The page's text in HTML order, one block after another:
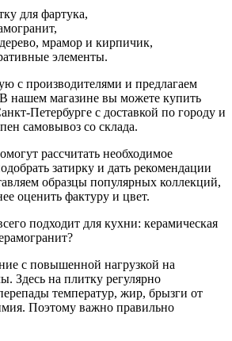
для фартука,
мрамор и кирпичик,
элементы.
с производителями и предлагаем
нашем магазине вы можете купить
Петербурге с доставкой по городу и
самовывоз со склада.
рассчитать необходимое
затирку и дать рекомендации
образцы популярных коллекций,
оценить фактуру и цвет.
подходит для кухни: керамическая
с повышенной нагрузкой на
Здесь на плитку регулярно
температур, жир, брызги от
Поэтому важно правильно